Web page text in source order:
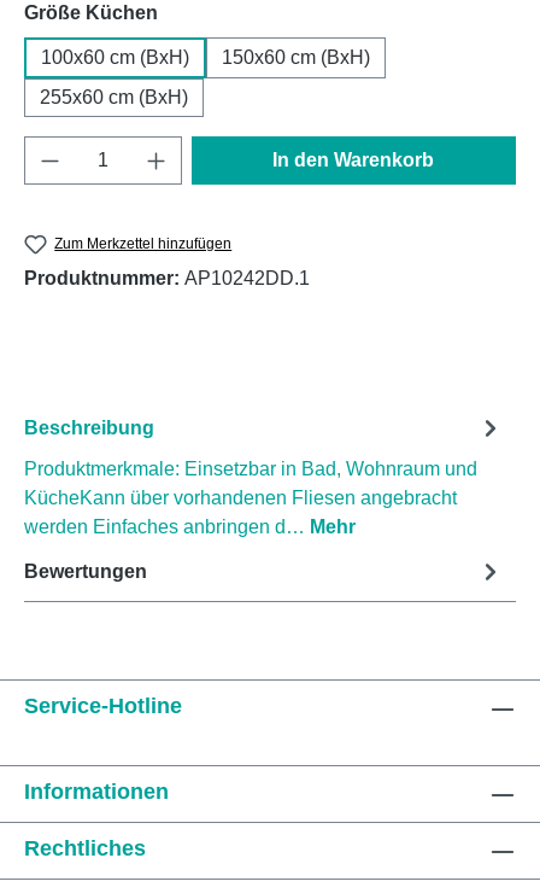
Größe Küchen
100x60 cm (BxH)
150x60 cm (BxH)
255x60 cm (BxH)
Produkt Anzahl: Gib den gewünschten
In den Warenkorb
Zum Merkzettel hinzufügen
Produktnummer: AP10242DD.1
Beschreibung
Produktmerkmale: Einsetzbar in Bad, Wohnraum und
KücheKann über vorhandenen Fliesen angebracht
werden Einfaches anbringen d… Mehr
Bewertungen
Service-Hotline
Informationen
Rechtliches